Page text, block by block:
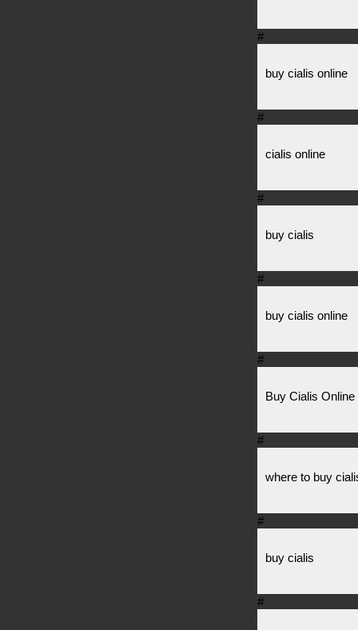
#
buy cialis online
#
cialis online
#
buy cialis
#
buy cialis online
#
Buy Cialis Online
#
where to buy
#
buy cialis
#